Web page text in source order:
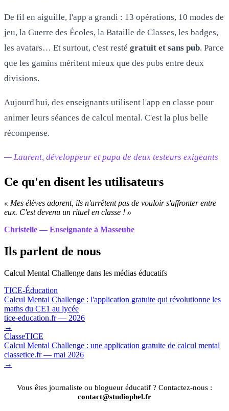
De fil en aiguille, l'app a grandi : 13 opérations, 10 modes de
jeu, la Guerre des Écoles, la Bataille de Classes, les badges,
les avatars… Et surtout, c'est resté gratuit et sans pub. Parce
que les gamins méritent mieux que des pubs entre deux
divisions.
Aujourd'hui, des enseignants utilisent l'app en classe pour
animer leurs séances de calcul mental. C'est la plus belle
récompense.
— Laurent, développeur et papa de deux testeurs exigeants
Ce qu'en disent les utilisateurs
« Mes élèves adorent, ils n'arrêtent pas de vouloir s'affronter entre
eux. C'est devenu un rituel en classe ! »
Christelle — Enseignante à Masseube
Ils parlent de nous
Calcul Mental Challenge dans les médias éducatifs
TICE-Éducation
Calcul Mental Challenge : l'application gratuite qui révolutionne les
maths du CE1 au lycée
tice-education.fr — 2026
→
ClasseTICE
Calcul Mental Challenge : une application gratuite de calcul mental
classetice.fr — mai 2026
→
Vous êtes journaliste ou blogueur éducatif ? Contactez-nous :
contact@studiophel.fr